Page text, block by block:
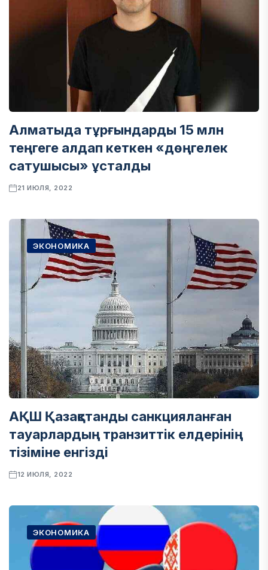
Алматыда тұрғындарды 15 млн
теңгеге алдап кеткен «дөңгелек
сатушысы» ұсталды
21 ИЮЛЯ, 2022
ЭКОНОМИКА
АҚШ Қазақстанды санкцияланған
тауарлардың транзиттік елдерінің
тізіміне енгізді
12 ИЮЛЯ, 2022
ЭКОНОМИКА